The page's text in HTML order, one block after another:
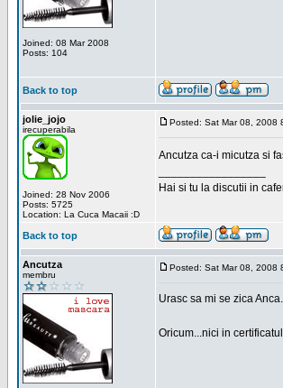
Joined: 08 Mar 2008
Posts: 104
Back to top
jolie_jojo
irecuperabila
Joined: 28 Nov 2006
Posts: 5725
Location: La Cuca Macaii :D
Posted: Sat Mar 08, 2008
Ancutza ca-i micutza si
Hai si tu la discutii in
Back to top
Ancutza
membru
Posted: Sat Mar 08, 2008
Urasc sa mi se zica
Oricum...nici in